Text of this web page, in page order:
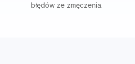
błędów ze zmęczenia.